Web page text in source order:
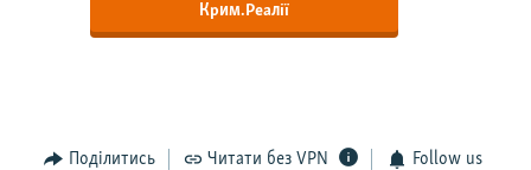
Крим.Реалії
Поділитись Читати без VPN Follow us